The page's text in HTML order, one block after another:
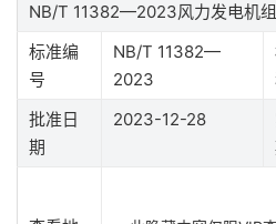
NB/T 11382—2023风力发电机
标准编
号
NB/T 11382—
2023
批准日
期
2023-12-28